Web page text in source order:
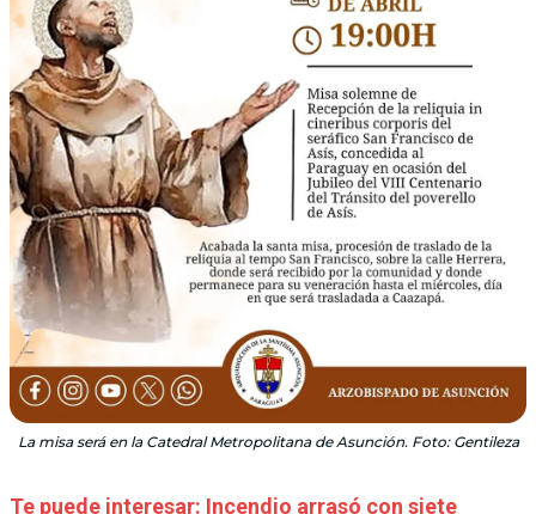
La misa será en la Catedral Metropolitana de Asunción. Foto: Gentileza
Te puede interesar: Incendio arrasó con siete